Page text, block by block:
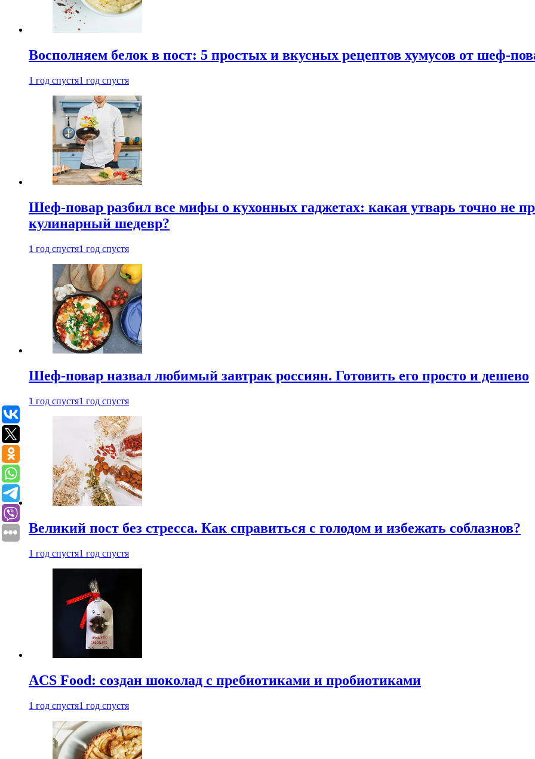
Восполняем белок в пост: 5 простых и вкусных рецептов хумусов от шеф-
1 год спустя1 год спустя
Шеф-повар разбил все мифы о кухонных гаджетах: какая утварь точно не
кулинарный шедевр?
1 год спустя1 год спустя
Шеф-повар назвал любимый завтрак россиян. Готовить его просто и дешево
1 год спустя1 год спустя
Великий пост без стресса. Как справиться с голодом и избежать соблазнов?
1 год спустя1 год спустя
ACS Food: создан шоколад с пребиотиками и пробиотиками
1 год спустя1 год спустя